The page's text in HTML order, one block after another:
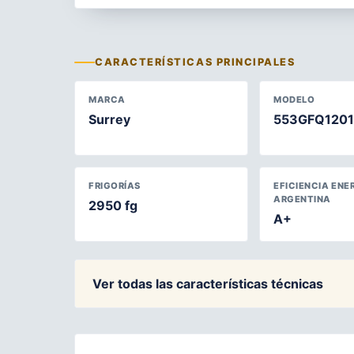
CARACTERÍSTICAS PRINCIPALES
MARCA
Surrey
MODELO
FRIGORÍAS
2950 fg
EFICIENCIA
ARGENTINA
A+
Ver todas las características técnicas